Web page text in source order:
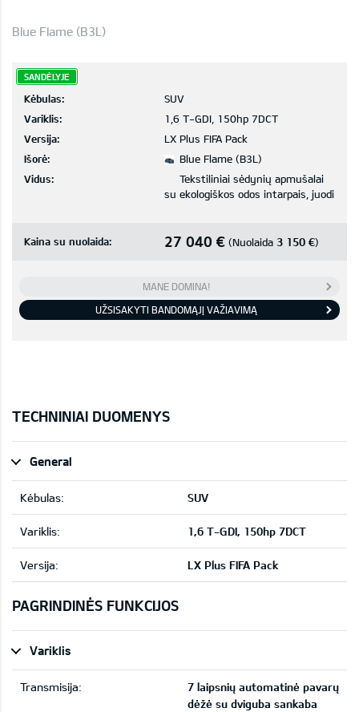
Blue Flame (B3L)
SANDĖLYJE
Kėbulas:
SUV
Variklis:
1,6 T-GDI, 150hp 7DCT
Versija:
LX Plus FIFA Pack
Išorė:
Blue Flame (B3L)
Vidus:
Tekstiliniai sėdynių apmušalai
su ekologiškos odos intarpais, juodi
Kaina su nuolaida: 27 040 € (Nuolaida 3 150 €)
MANE DOMINA!
UŽSISAKYTI BANDOMĄJĮ VAŽIAVIMĄ
TECHNINIAI DUOMENYS
General
Kėbulas: SUV
Variklis: 1,6 T-GDI, 150hp 7DCT
Versija: LX Plus FIFA Pack
PAGRINDINĖS FUNKCIJOS
Variklis
Transmisija:
7 laipsnių automatinė pavarų
dėžė su dviguba sankaba